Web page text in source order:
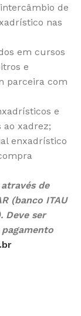
de
nas
em cursos
e
parceira com
e
ao xadrez;
enxadrístico
de
(banco ITAU
Deve ser